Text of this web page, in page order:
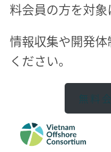
料会員の方を対象
情報収集や開発
ください。
無料